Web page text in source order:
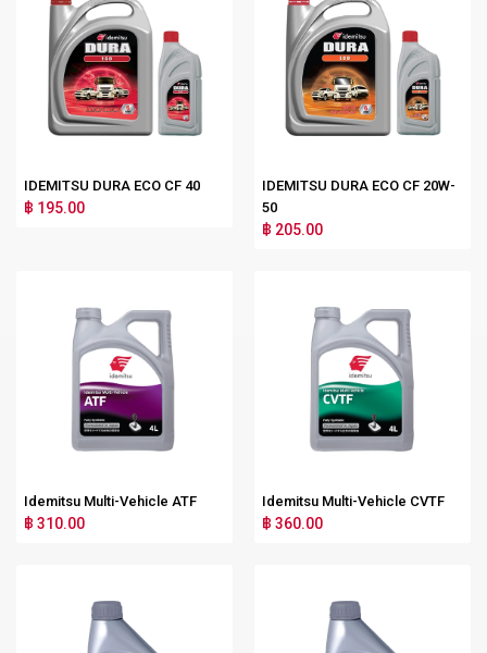
IDEMITSU DURA ECO CF 40
฿ 195.00
IDEMITSU DURA ECO CF 20W-
50
฿ 205.00
Idemitsu Multi-Vehicle ATF
฿ 310.00
Idemitsu Multi-Vehicle CVTF
฿ 360.00